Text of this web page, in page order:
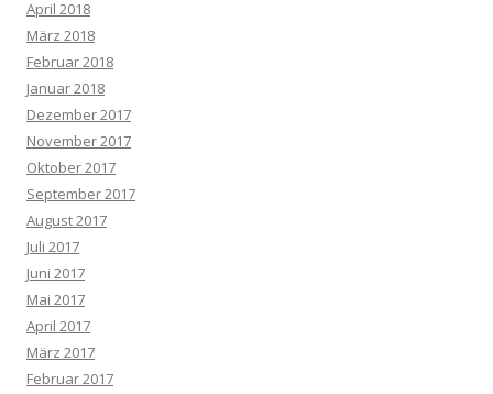
April 2018
März 2018
Februar 2018
Januar 2018
Dezember 2017
November 2017
Oktober 2017
September 2017
August 2017
Juli 2017
Juni 2017
Mai 2017
April 2017
März 2017
Februar 2017